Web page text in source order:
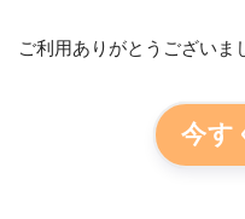
ご利用ありがとうございま
今す